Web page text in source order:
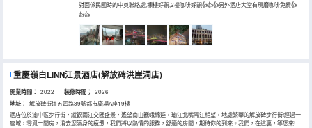
對面係民國時的中英聯絡處,棟樓好靚,2樓咖啡好靚👍👍👍另外酒店大堂有現磨咖啡免費👍
👍👍
重慶嶺白LINN江景酒店(解放碑洪崖洞店)
開業時間： 2022 装修時間； 2026
地址：
解放碑街道五四路39號都市廣場A座19樓
酒店位於渝中區步行街，縱觀兩江交匯盛景，遙望南山巍峨綿延，瑜江北嘴隔江相望，地處繁華的解放碑步行街!經過一
座城，尋覓一間房，消去您滿身的疲憊，我們將以熱情的服務，舒適的房間，期待你的到來。我們，在這裏，等您來!